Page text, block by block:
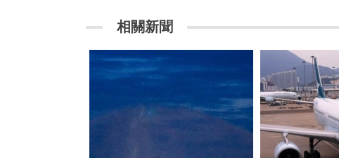
相關新聞